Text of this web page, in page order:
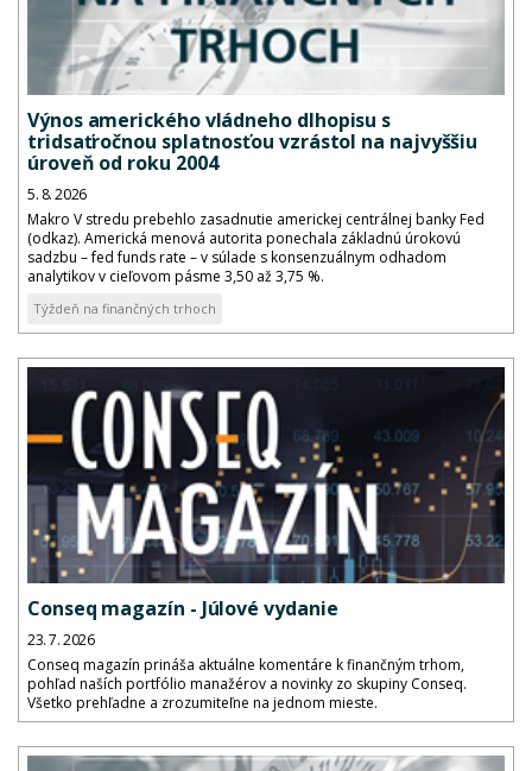
Výnos amerického vládneho dlhopisu s
tridsaťročnou splatnosťou vzrástol na najvyššiu
úroveň od roku 2004
5. 8. 2026
Makro V stredu prebehlo zasadnutie americkej centrálnej banky Fed
(odkaz). Americká menová autorita ponechala základnú úrokovú
sadzbu – fed funds rate – v súlade s konsenzuálnym odhadom
analytikov v cieľovom pásme 3,50 až 3,75 %.
Týždeň na finančných trhoch
Conseq magazín - Júlové vydanie
23. 7. 2026
Conseq magazín prináša aktuálne komentáre k finančným trhom,
pohľad naších portfólio manažérov a novinky zo skupiny Conseq.
Všetko prehľadne a zrozumiteľne na jednom mieste.